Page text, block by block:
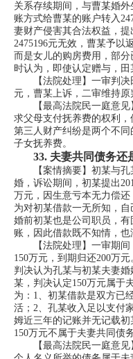
关系存续期间，与曹某婚
账方式给曹某的账户转入
妻财产侵害其合法权益，
2475196元无效，曹某予以
而是女儿的购房费用，部
时认为，即使认定赠与，田
【法院处理】一审判决
元，曹某上诉，二审维持原
【最高法院民一庭意见
求父母支付抚养费的权利
第三人财产纠纷是两个不
子女抚养费。
33. 夫妻共同债务还
【案情摘要】初某与孔
婚，诉讼期间，初某提出
万元，因生意亏本无力偿
为对初某借款一无所知，
婚前初某也是公司职员，
账，因此借款既不知情，也
【法院处理】一审期间
150万元，到期归还200万
判决认为孔某与初某夫妻
某，判决认定150万元属于
为：1、初某借款是双方已
活；2、孔某收入足以支付
姆近三年的记账并无记载
150万元不属于夫妻共同债务
【最高法院民一庭意见